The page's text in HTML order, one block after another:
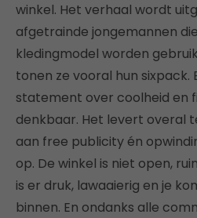
winkel. Het verhaal wordt
afgetrainde jongemannen
kledingmodel worden
tonen ze vooral hun sixpack.
statement over coolheid en
denkbaar. Het levert overal
aan free publicity én
op. De winkel is niet open,
is er druk, lawaaierig en je
binnen. En ondanks alle